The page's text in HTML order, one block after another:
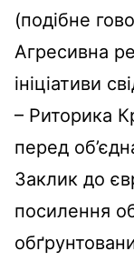
(подібне
Агресивна
ініціативи
– Риторика
перед
Заклик до
посилення